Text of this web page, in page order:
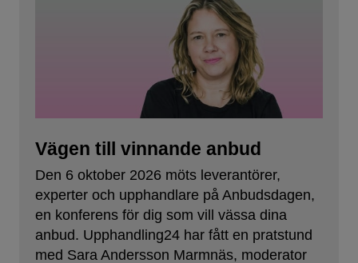
Vägen till vinnande anbud
Den 6 oktober 2026 möts leverantörer,
experter och upphandlare på Anbudsdagen,
en konferens för dig som vill vässa dina
anbud. Upphandling24 har fått en pratstund
med Sara Andersson Marmnäs, moderator